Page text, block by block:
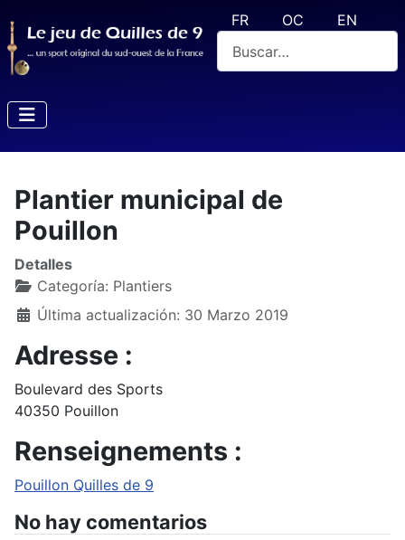
Seleccione su idioma
FR OC
EN
Plantier municipal de
Pouillon
Detalles
Categoría: Plantiers
Última actualización: 30 Marzo 2019
Adresse :
Boulevard des Sports
40350 Pouillon
Renseignements :
Pouillon Quilles de 9
No hay comentarios